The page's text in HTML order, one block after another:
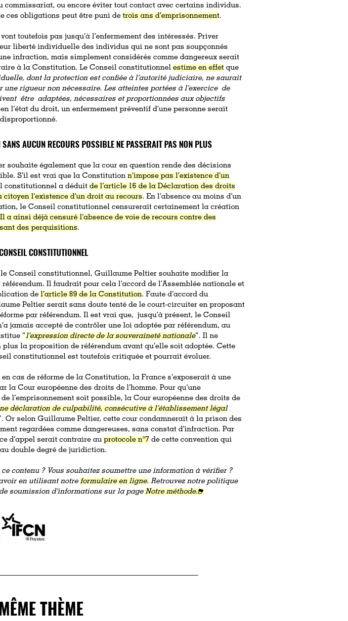
commissariat, ou encore éviter tout contact avec certains individus.
ces obligations peut être puni detrois ans d’emprisonnement.
toutefois pas jusqu’à l’enfermement des intéressés. Priver
liberté individuelle des individus qui ne sont pas soupçonnés
infraction, mais simplement considérés comme dangereux serait
à la Constitution. Le Conseil constitutionnelestime en effet que
dont la protection est confiée à l’autorité judiciaire, ne saurait
une rigueur non nécessaire. Les atteintes portées à l’exercice de
être adaptées, nécessaires et proportionnées aux objectifs
en l’état du droit, un enfermement préventif d’une personne serait
AUCUN RECOURS POSSIBLE NE PASSERAIT PAS NON PLUS
souhaite également que la cour en question rende des décisions
S’il est vrai que la Constitutionn’impose pas l’existence d’un
constitutionnel a déduitde l’article 16 de la Déclaration des droits
citoyen l’existence d’un droit au recours. En l’absence au moins d’un
le Conseil constitutionnel censurerait certainement la création
Il a ainsi déjà censuré l’absence de voie de recours contre des
des perquisitions.
CONSTITUTIONNEL
le Conseil constitutionnel, Guillaume Peltier souhaite modifier la
Il faudrait pour cela l’accord de l’Assemblée nationale et
del’article 89 de la Constitution. Faute d’accord du
Peltier serait sans doute tenté de le court-circuiter en proposant
par référendum. Il est vrai que, jusqu’à présent, le Conseil
jamais accepté de contrôler une loi adoptée par référendum, au
“l’expression directe de la souveraineté nationale”. Il ne
plus la proposition de référendum avant qu’elle soit adoptée. Cette
constitutionnel est toutefois critiquée et pourrait évoluer.
en cas de réforme de la Constitution, la France s’exposerait à une
la Cour européenne des droits de l’homme. Pour qu’une
l’emprisonnement soit possible, la Cour européenne des droits de
déclaration de culpabilité, consécutive à l’établissement légal
Or selon Guillaume Peltier, cette cour condamnerait à la prison des
regardées comme dangereuses, sans constat d’infraction. Par
d’appel serait contraire auprotocole n°7 de cette convention qui
double degré de juridiction.
contenu ? Vous souhaitez soumettre une information à vérifier ?
en utilisant notreformulaire en ligne. Retrouvez notre politique
soumission d'informations sur la pageNotre méthode.
THÈME